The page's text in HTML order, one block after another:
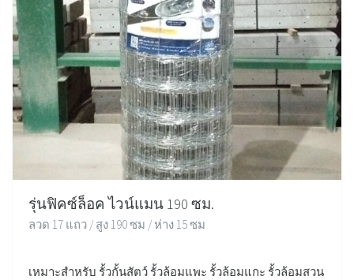
รุ่นฟิคซ์ล็อค ไวน์แมน 190 ซม.
ลวด 17 แถว / สูง 190 ซม / ห่าง 15 ซม
เหมาะสำหรับ รั้วกั้นสัตว์ รั้วล้อมแพะ รั้วล้อมแกะ รั้วล้อมสวน